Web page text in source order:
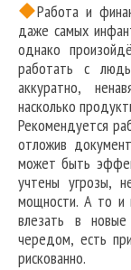
Работа и
даже самых
однако
работать с
аккуратно,
насколько
Рекомендуется
отложив
может быть
учтены угрозы,
мощности. А то и
влезать в
чередом, есть
рискованно.